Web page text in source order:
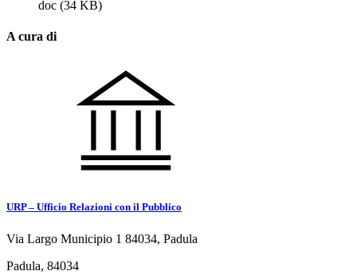
doc (34 KB)
A cura di
URP – Ufficio Relazioni con il Pubblico
Via Largo Municipio 1 84034, Padula
Padula, 84034